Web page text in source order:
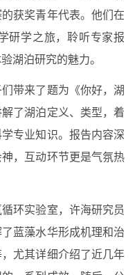
获奖青年代表。他们在
研学之旅，聆听专家报
湖泊研究的魅力。
带来了题为《你好，湖
了湖泊定义、类型，着
专业知识。报告内容深
，互动环节更是气氛热
环实验室，许海研究员
蓝藻水华形成机理和治
尤其详细介绍了近几年